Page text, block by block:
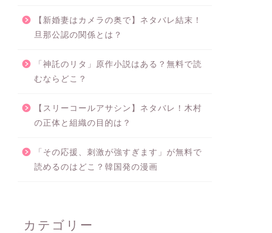
【新婚妻はカメラの奥で】ネタバレ結末！
旦那公認の関係とは？
「神託のリタ」原作小説はある？無料で読
むならどこ？
【スリーコールアサシン】ネタバレ！木村
の正体と組織の目的は？
「その応援、刺激が強すぎます」が無料で
読めるのはどこ？韓国発の漫画
カテゴリー